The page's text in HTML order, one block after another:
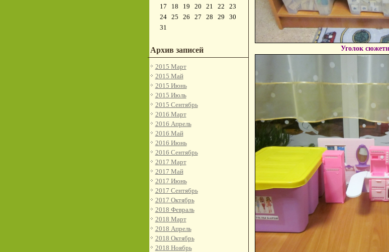
17
18 19 20 21 22
23
24
25 26 27 28 29
30
31
Архив записей
2015 Март
2015 Май
2015 Июнь
2015 Июль
2015 Сентябрь
2016 Март
2016 Апрель
2016 Май
2016 Июнь
2016 Сентябрь
2017 Март
2017 Май
2017 Июнь
2017 Сентябрь
2017 Октябрь
2018 Февраль
2018 Март
2018 Апрель
2018 Октябрь
2018 Ноябрь
Уголок